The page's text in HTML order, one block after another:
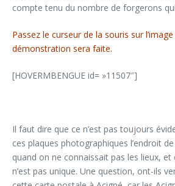
compte tenu du nombre de forgerons
Passez le curseur de la souris sur
démonstration sera faite.
[HOVERMBENGUE id= »11507″]
Il faut dire que ce n’est pas toujours
ces plaques photographiques l’endroit
quand on ne connaissait pas les lieux,
n’est pas unique. Une question, ont-ils